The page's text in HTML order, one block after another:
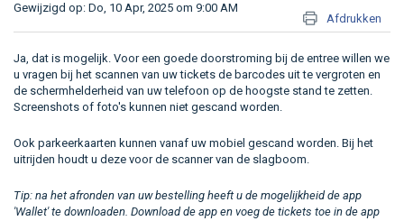
Afdrukken
Gewijzigd op: Do, 10 Apr, 2025 om 9:00 AM
Ja, dat is mogelijk. Voor een goede doorstroming bij de entree willen we
u vragen bij het scannen van uw tickets de barcodes uit te vergroten en
de schermhelderheid van uw telefoon op de hoogste stand te zetten.
Screenshots of foto's kunnen niet gescand worden.
Ook parkeerkaarten kunnen vanaf uw mobiel gescand worden. Bij het
uitrijden houdt u deze voor de scanner van de slagboom.
Tip: na het afronden van uw bestelling heeft u de mogelijkheid de app
'Wallet' te downloaden. Download de app en voeg de tickets toe in de app